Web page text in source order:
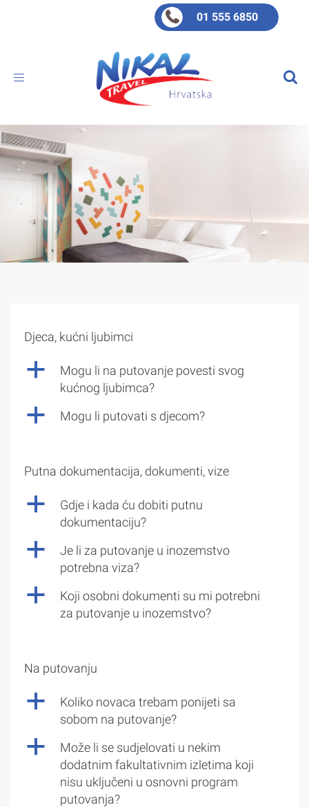
01 555 6850
Toggle
Djeca, kućni ljubimci
a
Mogu li na putovanje povesti svog
kućnog ljubimca?
a Mogu li putovati s djecom?
Putna dokumentacija, dokumenti, vize
a
Gdje i kada ću dobiti putnu
dokumentaciju?
a
Je li za putovanje u inozemstvo
potrebna viza?
a
Koji osobni dokumenti su mi potrebni
za putovanje u inozemstvo?
Na putovanju
a
Koliko novaca trebam ponijeti sa
sobom na putovanje?
a
Može li se sudjelovati u nekim
dodatnim fakultativnim izletima koji
nisu uključeni u osnovni program
putovanja?